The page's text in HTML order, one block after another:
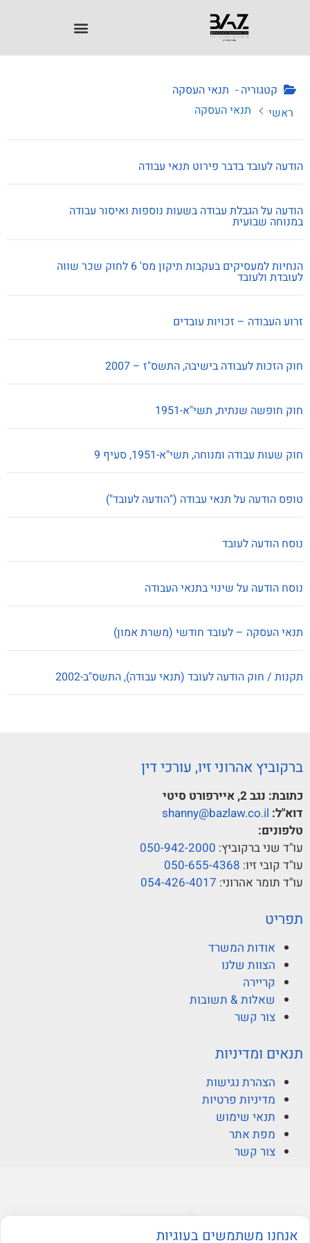
קטגוריה - תנאי העסקה
ראשי
תנאי העסקה
הודעה לעובד בדבר פירוט תנאי עבודה
הודעה על הגבלת עבודה בשעות נוספות ואיסור עבודה
במנוחה שבועית
הנחיות למעסיקים בעקבות תיקון מס' 6 לחוק שכר שווה
לעובדת ולעובד
זרוע העבודה – זכויות עובדים
חוק הזכות לעבודה בישיבה, התשס"ז – 2007
חוק חופשה שנתית, תשי"א-1951
חוק שעות עבודה ומנוחה, תשי"א-1951, סעיף 9
טופס הודעה על תנאי עבודה ("הודעה לעובד")
נוסח הודעה לעובד
נוסח הודעה על שינוי בתנאי העבודה
תנאי העסקה – לעובד חודשי (משרת אמון)
תקנות / חוק הודעה לעובד (תנאי עבודה), התשס"ב-2002
ברקוביץ אהרוני זיו, עורכי דין
כתובת: נגב 2, איירפורט סיטי
דוא"ל: shanny@bazlaw.co.il
טלפונים:
עו"ד שני ברקוביץ: 050-942-2000
עו"ד קובי זיו: 050-655-4368
עו"ד תומר אהרוני: 054-426-4017
תפריט
אודות המשרד
הצוות שלנו
קריירה
שאלות & תשובות
צור קשר
תנאים ומדיניות
הצהרת נגישות
מדיניות פרטיות
תנאי שימוש
מפת אתר
צור קשר
© ברקוביץ אהרוני זיו
אנחנו משתמשים בעוגיות